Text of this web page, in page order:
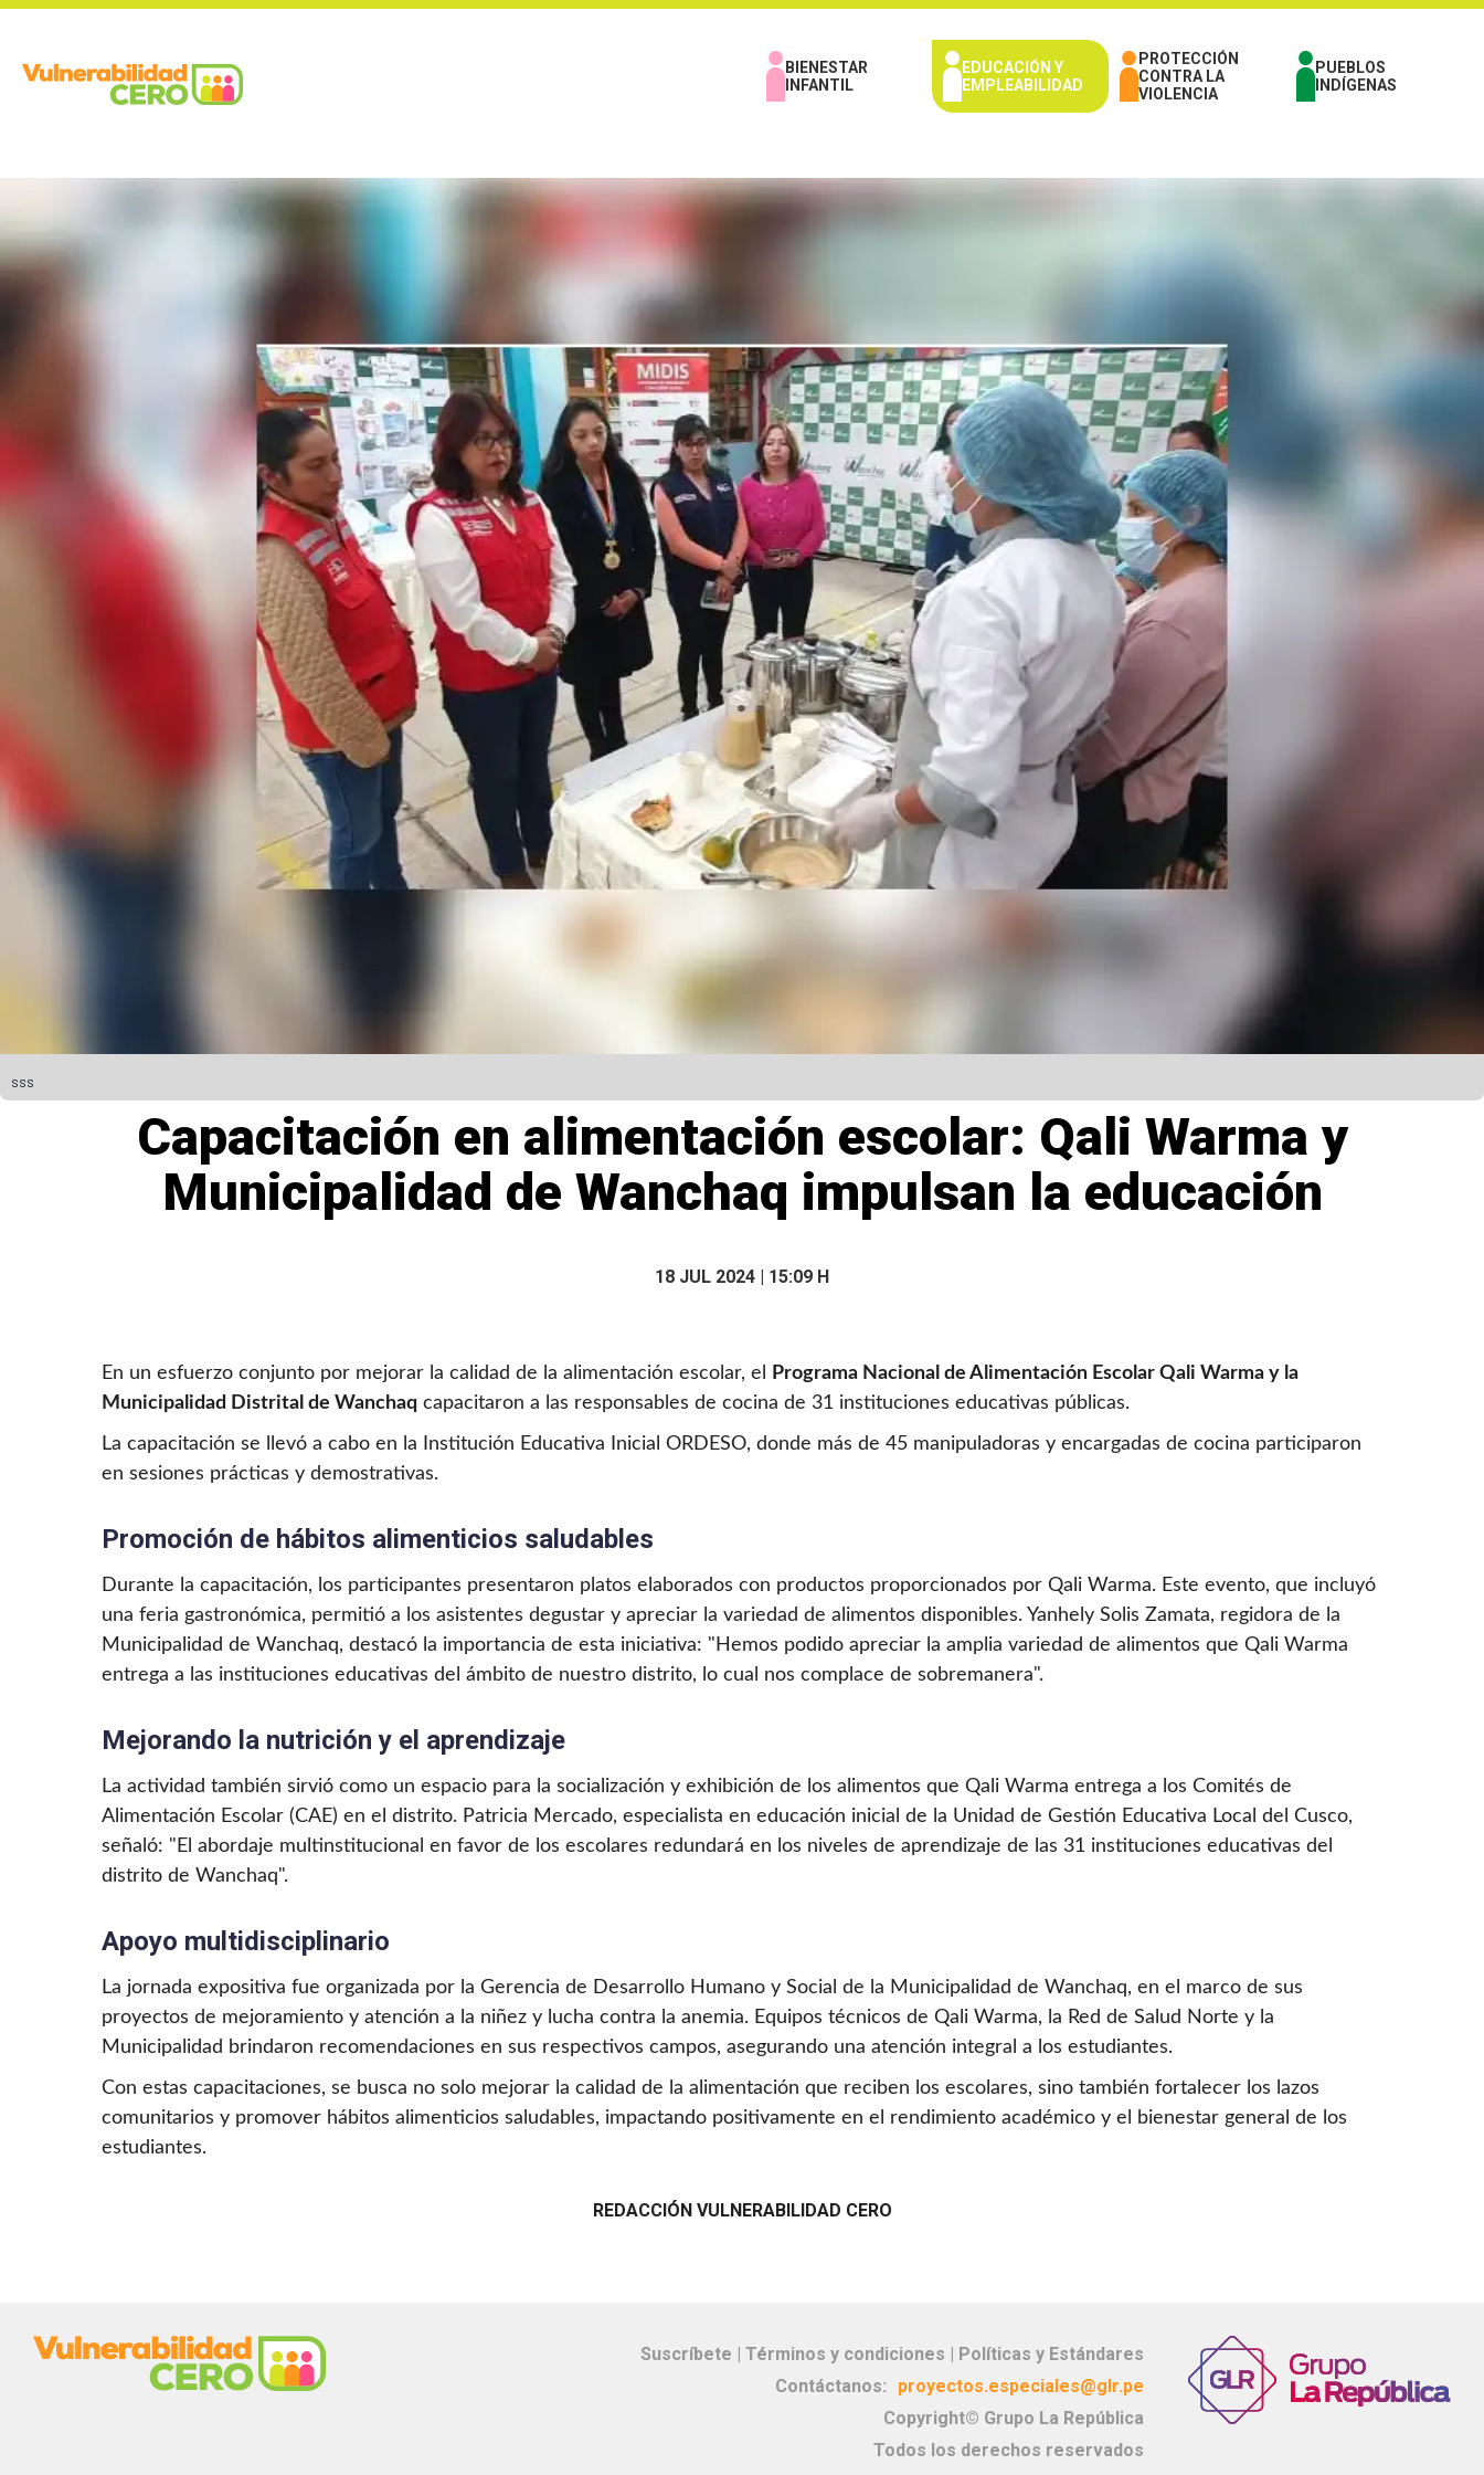
BIENESTAR
INFANTIL
EDUCACIÓN Y
EMPLEABILIDAD
PROTECCIÓN
CONTRA LA
VIOLENCIA
PUEBLOS
INDÍGENAS
sss
Capacitación en alimentación escolar: Qali Warma y
Municipalidad de Wanchaq impulsan la educación
18 JUL 2024 | 15:09 H
En un esfuerzo conjunto por mejorar la calidad de la alimentación escolar, el
Programa Nacional de Alimentación Escolar Qali Warma y la
Municipalidad Distrital de Wanchaq capacitaron a las responsables de cocina de 31 instituciones educativas públicas.
La capacitación se llevó a cabo en la Institución Educativa Inicial ORDESO, donde más de 45 manipuladoras y encargadas de cocina participaron
en sesiones prácticas y demostrativas.
Promoción de hábitos alimenticios saludables
Durante la capacitación, los participantes presentaron platos elaborados con productos proporcionados por Qali Warma. Este evento, que incluyó
una feria gastronómica, permitió a los asistentes degustar y apreciar la variedad de alimentos disponibles. Yanhely Solis Zamata, regidora de la
Municipalidad de Wanchaq, destacó la importancia de esta iniciativa: "Hemos podido apreciar la amplia variedad de alimentos que Qali Warma
entrega a las instituciones educativas del ámbito de nuestro distrito, lo cual nos complace de sobremanera".
Mejorando la nutrición y el aprendizaje
La actividad también sirvió como un espacio para la socialización y exhibición de los alimentos que Qali Warma entrega a los Comités de
Alimentación Escolar (CAE) en el distrito. Patricia Mercado, especialista en educación inicial de la Unidad de Gestión Educativa Local del Cusco,
señaló: "El abordaje multinstitucional en favor de los escolares redundará en los niveles de aprendizaje de las 31 instituciones educativas del
distrito de Wanchaq".
Apoyo multidisciplinario
La jornada expositiva fue organizada por la Gerencia de Desarrollo Humano y Social de la Municipalidad de Wanchaq, en el marco de sus
proyectos de mejoramiento y atención a la niñez y lucha contra la anemia. Equipos técnicos de Qali Warma, la Red de Salud Norte y la
Municipalidad brindaron recomendaciones en sus respectivos campos, asegurando una atención integral a los estudiantes.
Con estas capacitaciones, se busca no solo mejorar la calidad de la alimentación que reciben los escolares, sino también fortalecer los lazos
comunitarios y promover hábitos alimenticios saludables, impactando positivamente en el rendimiento académico y el bienestar general de los
estudiantes.
REDACCIÓN VULNERABILIDAD CERO
Suscríbete | Términos y condiciones | Políticas y Estándares
Contáctanos:
proyectos.especiales@glr.pe
Copyright© Grupo La República
Todos los derechos reservados